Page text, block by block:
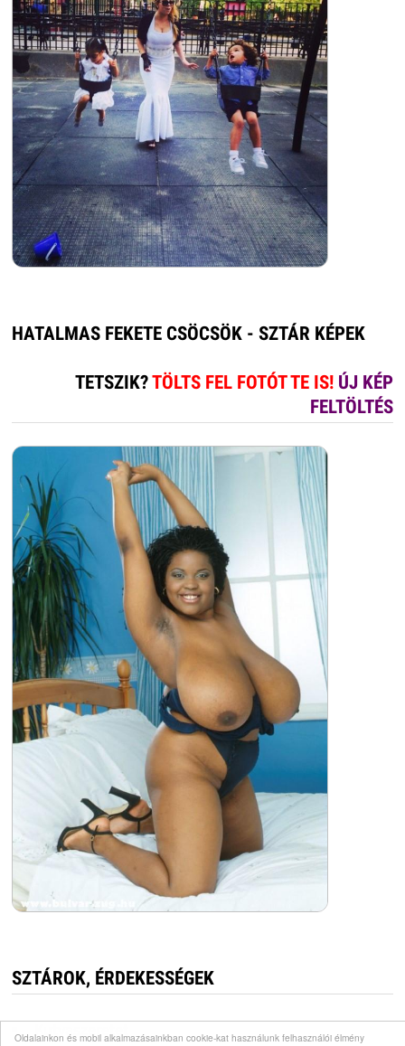
Oldalainkon és mobil alkalmazásainkban cookie-kat használunk felhasználói élmény
HATALMAS FEKETE CSÖCSÖK - SZTÁR KÉPEK
TETSZIK?TÖLTS FEL FOTÓT TE IS! ÚJ KÉP
FELTÖLTÉS
SZTÁROK, ÉRDEKESSÉGEK
Kutyaszeretet